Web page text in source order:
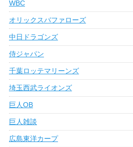
WBC
オリックスバファローズ
中日ドラゴンズ
侍ジャパン
千葉ロッテマリーンズ
埼玉西武ライオンズ
巨人OB
巨人雑談
広島東洋カープ